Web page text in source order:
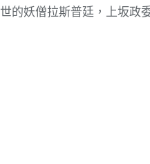
世的妖僧拉斯普廷，上坂政